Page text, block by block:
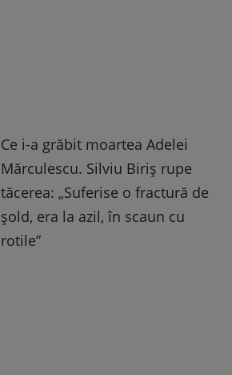
Ce i-a grăbit moartea Adelei
Mărculescu. Silviu Biriș rupe
tăcerea: „Suferise o fractură de
șold, era la azil, în scaun cu
rotile”